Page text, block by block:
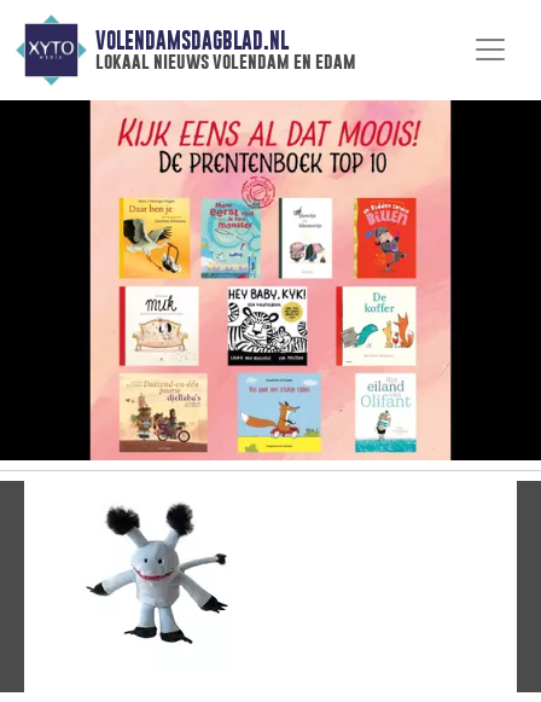
VOLENDAMSDAGBLAD.NL
lokaal nieuws volendam en edam